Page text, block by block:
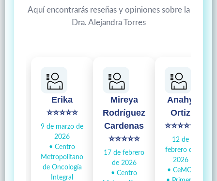
Aquí encontrarás reseñas y opiniones sobre la
Dra. Alejandra Torres
Erika
⭐⭐⭐⭐⭐
9 de marzo de
2026
• Centro
Metropolitano
de Oncología
Integral
Mireya
Rodríguez
Cardenas
⭐⭐⭐⭐⭐
17 de febrero
de 2026
• Centro
Anahy
Ortiz
⭐⭐⭐⭐⭐
12 de
febrero de
2026
• CeMOI